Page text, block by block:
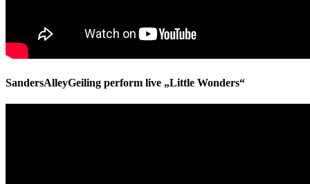
SandersAlleyGeiling perform live „Little Wonders“